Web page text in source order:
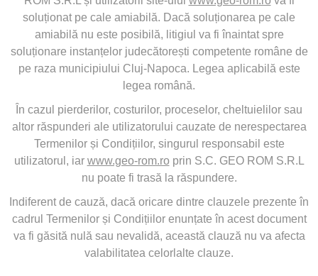
soluționat pe cale amiabilă. Dacă soluționarea pe cale
amiabilă nu este posibilă, litigiul va fi înaintat spre
soluționare instanțelor judecătorești competente române de
pe raza municipiului Cluj-Napoca. Legea aplicabilă este
legea română.
În cazul pierderilor, costurilor, proceselor, cheltuielilor sau
altor răspunderi ale utilizatorului cauzate de nerespectarea
Termenilor și Condițiilor, singurul responsabil este
utilizatorul, iar www.geo-rom.roprin S.C. GEO ROM S.R.L
nu poate fi trasă la răspundere.
Indiferent de cauză, dacă oricare dintre clauzele prezente în
cadrul Termenilor și Condițiilor enunțate în acest document
va fi găsită nulă sau nevalidă, această clauză nu va afecta
valabilitatea celorlalte clauze.